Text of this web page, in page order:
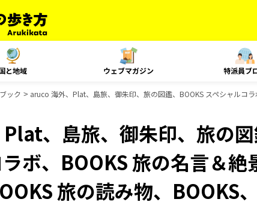
と地域 ウェブマガジン 特派員ブ
ック aruco 海外、Plat、島旅、御朱印、旅の図鑑、BOOKS スペシャルコ
、島旅、御朱印、旅の
ボ、BOOKS 旅の名言＆絶
旅の読み物、BOOKS